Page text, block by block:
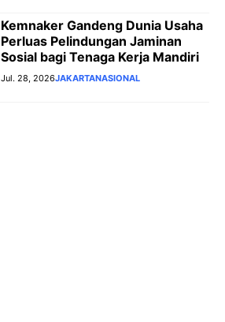
Kemnaker Gandeng Dunia Usaha
Perluas Pelindungan Jaminan
Sosial bagi Tenaga Kerja Mandiri
Jul. 28, 2026JAKARTANASIONAL